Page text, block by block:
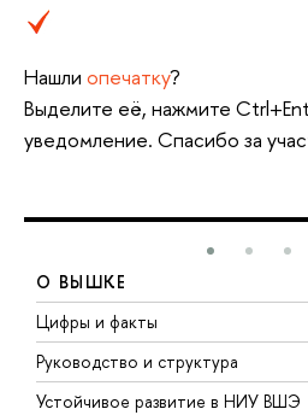
Нашли опечатку?
Выделите её, нажмите
уведомление. Спасибо за
О ВЫШКЕ
Цифры и факты
Руководство и структура
Устойчивое развитие в НИУ ВШЭ